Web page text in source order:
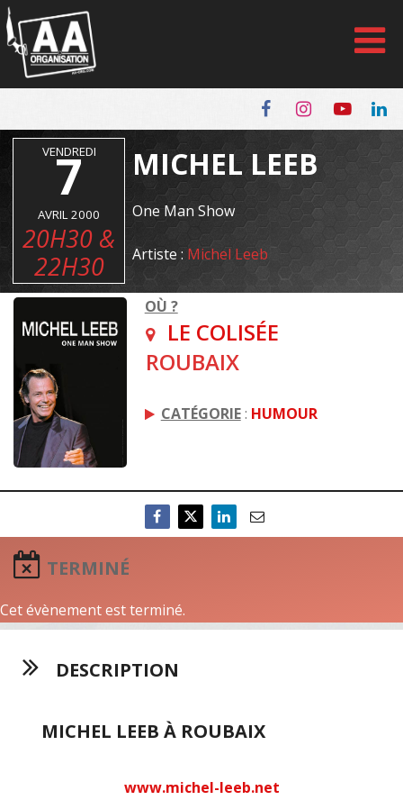
Panneau de gestion des cookies
VENDREDI
7
AVRIL 2000
20H30 &
22H30
MICHEL LEEB
One Man Show
Artiste : Michel Leeb
OÙ ?
LE COLISÉE
ROUBAIX
CATÉGORIE: HUMOUR
TERMINÉ
Cet évènement est terminé.
DESCRIPTION
MICHEL LEEB À ROUBAIX
www.michel-leeb.net